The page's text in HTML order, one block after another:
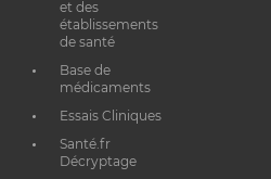
et des
établissements
de santé
Base de
médicaments
Essais Cliniques
Santé.fr
Décryptage